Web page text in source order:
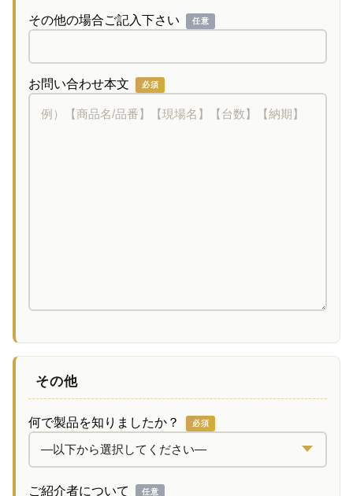
その他の場合ご記入下さい 任意
お問い合わせ本文 必須
その他
何で製品を知りましたか？ 必須
ご紹介者について 任意